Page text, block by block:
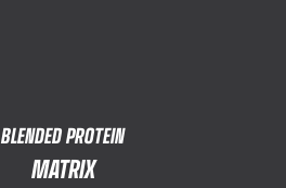
BLENDED PROTEIN
MATRIX